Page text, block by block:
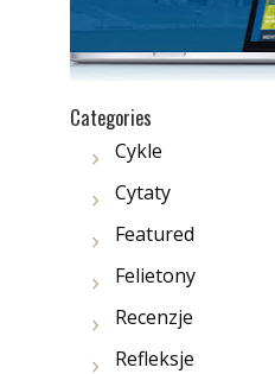
Categories
Cykle
Cytaty
Featured
Felietony
Recenzje
Refleksje